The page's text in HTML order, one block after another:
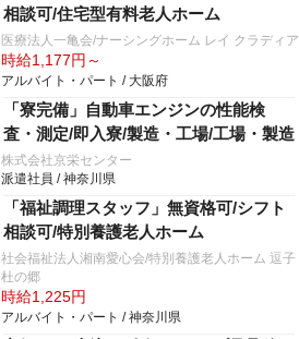
相談可/住宅型有料老人ホーム
医療法人一亀会/ナーシングホーム レイ クラディア
時給1,177円～
アルバイト・パート / 大阪府
「寮完備」自動車エンジンの性能検
査・測定/即入寮/製造・工場/工場・製造
株式会社京栄センター
派遣社員 / 神奈川県
「福祉調理スタッフ」無資格可/シフト
相談可/特別養護老人ホーム
社会福祉法人湘南愛心会/特別養護老人ホーム 逗子
杜の郷
時給1,225円
アルバイト・パート / 神奈川県